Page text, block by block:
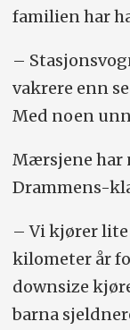
familien har
–
vakrere enn
Med noen
Mærsjene har
Drammens-
– Vi kjører
kilometer år
downsize
barna